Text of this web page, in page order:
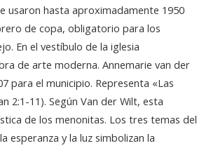
usaron hasta aproximadamente 1950
de copa, obligatorio para los
En el vestíbulo de la iglesia
de arte moderna. Annemarie van der
para el municipio. Representa «Las
2:1-11). Según Van der Wilt, esta
de los menonitas. Los tres temas del
esperanza y la luz simbolizan la